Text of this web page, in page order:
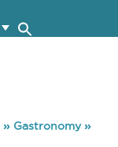
» Gastronomy»